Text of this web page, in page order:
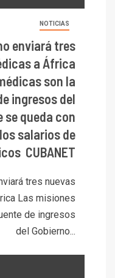
NOTICIAS
enviará tres
a África
son la
ingresos del
se queda con
salarios de
CUBANET
tres nuevas
Las misiones
de ingresos
del Gobierno...